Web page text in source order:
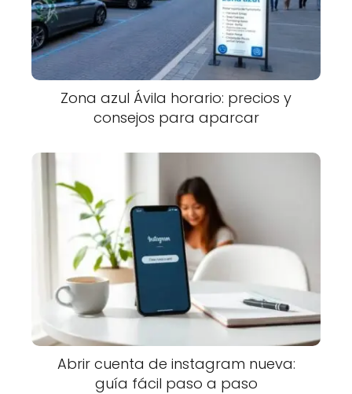
Zona azul Ávila horario: precios y
consejos para aparcar
Abrir cuenta de instagram nueva:
guía fácil paso a paso